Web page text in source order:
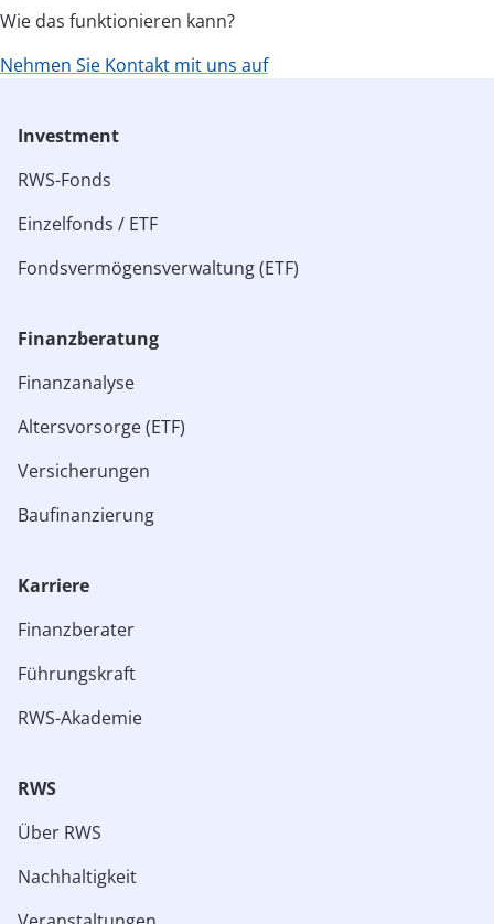
Wie das funktionieren kann?
Nehmen Sie Kontakt mit uns auf
Investment
RWS-Fonds
Einzelfonds / ETF
Fondsvermögensverwaltung (ETF)
Finanzberatung
Finanzanalyse
Altersvorsorge (ETF)
Versicherungen
Baufinanzierung
Karriere
Finanzberater
Führungskraft
RWS-Akademie
RWS
Über RWS
Nachhaltigkeit